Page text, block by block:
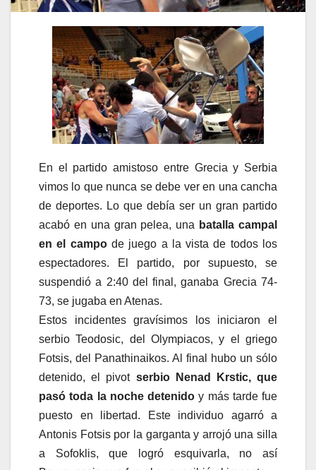
En el partido amistoso entre Grecia y Serbia
vimos lo que nunca se debe ver en una cancha
de deportes. Lo que debía ser un gran partido
acabó en una gran pelea, una batalla campal
en el campo de juego a la vista de todos los
espectadores. El partido, por supuesto, se
suspendió a 2:40 del final, ganaba Grecia 74-
73, se jugaba en Atenas.
Estos incidentes gravísimos los iniciaron el
serbio Teodosic, del Olympiacos, y el griego
Fotsis, del Panathinaikos. Al final hubo un sólo
detenido, el pivot serbio Nenad Krstic, que
pasó toda la noche detenido y más tarde fue
puesto en libertad. Este individuo agarró a
Antonis Fotsis por la garganta y arrojó una silla
a Sofoklis, que logró esquivarla, no así